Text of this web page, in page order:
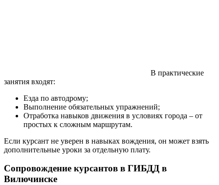
В практические
занятия входят:
Езда по автодрому;
Выполнение обязательных упражнений;
Отработка навыков движения в условиях города – от
простых к сложным маршрутам.
Если курсант не уверен в навыках вождения, он может взять
дополнительные уроки за отдельную плату.
Сопровождение курсантов в ГИБДД в
Вилючинске